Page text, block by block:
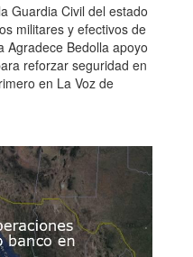
Guardia Civil del estado
militares y efectivos de
Agradece Bedolla apoyo
reforzar seguridad en
en La Voz de